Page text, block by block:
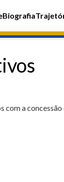
Biografia
com a